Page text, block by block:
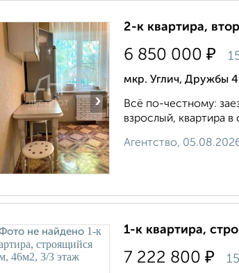
›
2-к квартира,
6 850 000 ₽
мкр. Углич, Дружбы 4
Всё по-честному:
взрослый, квартира
Агентство,
1-к квартира,
7 222 800 ₽